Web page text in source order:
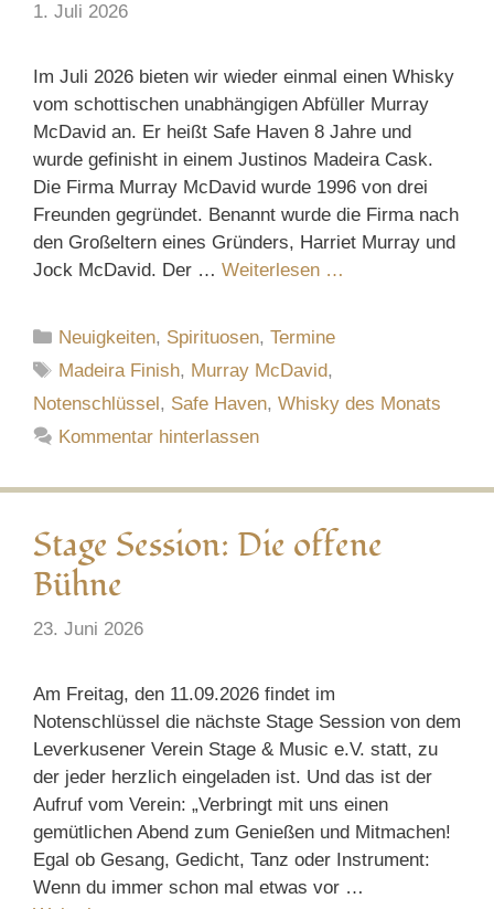
1. Juli 2026
Im Juli 2026 bieten wir wieder einmal einen Whisky
vom schottischen unabhängigen Abfüller Murray
McDavid an. Er heißt Safe Haven 8 Jahre und
wurde gefinisht in einem Justinos Madeira Cask.
Die Firma Murray McDavid wurde 1996 von drei
Freunden gegründet. Benannt wurde die Firma nach
den Großeltern eines Gründers, Harriet Murray und
Jock McDavid. Der … Weiterlesen …
Kategorien
Neuigkeiten, Spirituosen,Termine
Schlagwörter
Madeira Finish, Murray McDavid,
Notenschlüssel, Safe Haven, Whisky des Monats
Kommentar hinterlassen
Stage Session: Die offene
Bühne
23. Juni 2026
Am Freitag, den 11.09.2026 findet im
Notenschlüssel die nächste Stage Session von dem
Leverkusener Verein Stage & Music e.V. statt, zu
der jeder herzlich eingeladen ist. Und das ist der
Aufruf vom Verein: „Verbringt mit uns einen
gemütlichen Abend zum Genießen und Mitmachen!
Egal ob Gesang, Gedicht, Tanz oder Instrument:
Wenn du immer schon mal etwas vor …